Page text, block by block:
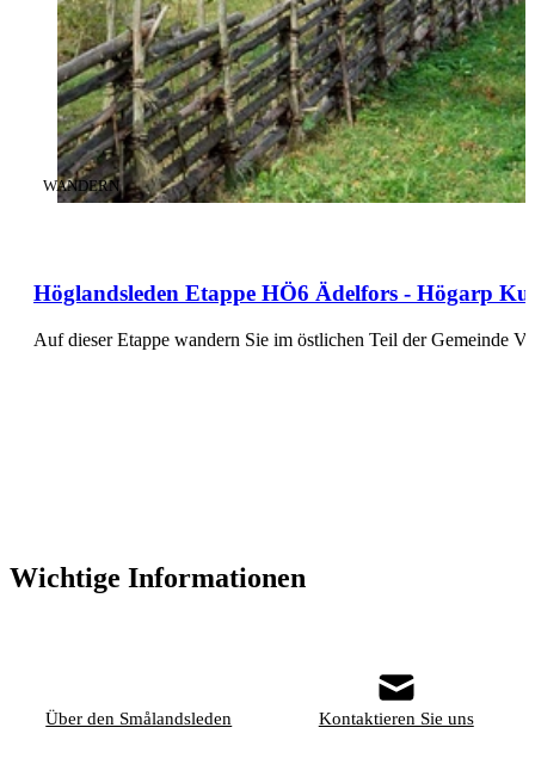
Höglandsleden Etappe HÖ6 Ädelfors - Högarp
KATEGORIE:
WANDERN
Auf dieser Etappe wandern Sie im östlichen Teil der Gemeinde
Wichtige Informationen
Über den Smålandsleden Kontaktieren Sie uns